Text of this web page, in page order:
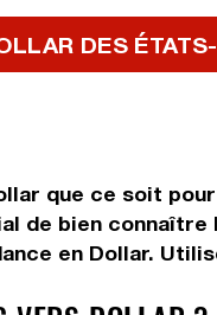
DES
que ce soit
bien connaître
en Dollar.